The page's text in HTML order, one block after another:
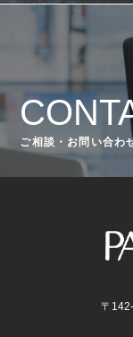
ご相談・お問い合わ
〒